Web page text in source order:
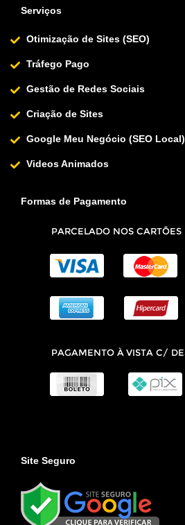
Serviços
Otimização de Sites (SEO)
Tráfego Pago
Gestão de Redes Sociais
Criação de Sites
Google Meu Negócio (SEO Local)
Videos Animados
Formas de Pagamento
Site Seguro